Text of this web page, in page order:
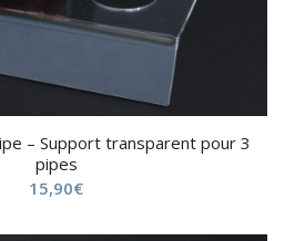
– Support transparent pour 3
pipes
15,90€